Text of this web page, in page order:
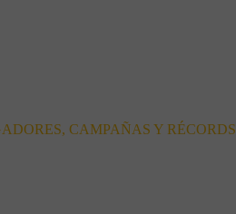
CAMPAÑAS Y RÉCORDS